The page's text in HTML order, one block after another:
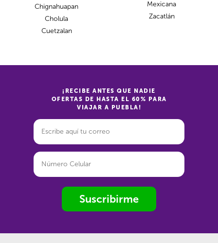
Chignahuapan
Cholula
Cuetzalan
Mexicana
Zacatlán
¡RECIBE ANTES QUE NADIE
OFERTAS DE HASTA EL 60% PARA
VIAJAR A PUEBLA!
Suscribirme